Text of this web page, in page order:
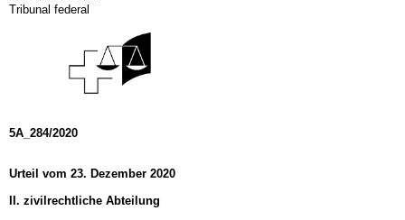
Tribunal federal
5A_284/2020
Urteil vom 23. Dezember 2020
II. zivilrechtliche Abteilung